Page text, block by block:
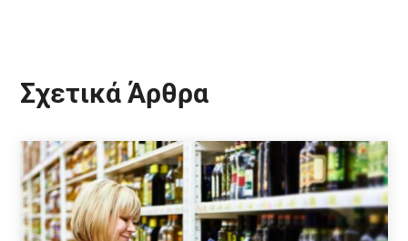
Σχετικά Άρθρα